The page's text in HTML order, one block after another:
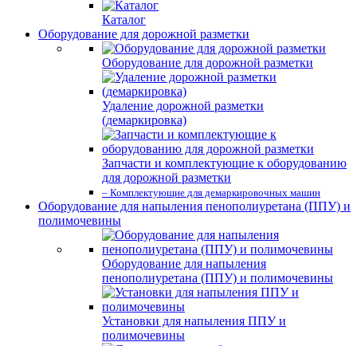
Каталог
Оборудование для дорожной разметки
Оборудование для дорожной разметки
Удаление дорожной разметки
(демаркировка)
Запчасти и комплектующие к оборудованию
для дорожной разметки
– Комплектующие для демаркировочных машин
Оборудование для напыления пенополиуретана (ППУ) и
полимочевины
Оборудование для напыления
пенополиуретана (ППУ) и полимочевины
Установки для напыления ППУ и
полимочевины